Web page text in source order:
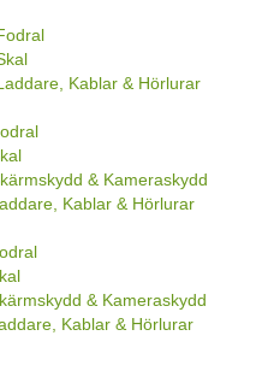
Kablar & Hörlurar
& Kameraskydd
Kablar & Hörlurar
& Kameraskydd
Kablar & Hörlurar